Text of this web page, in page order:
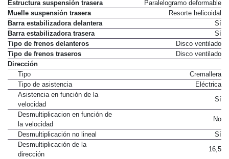
Estructura suspensión trasera
Paralelogramo deformable
Muelle suspensión trasera
Resorte helicoidal
Barra estabilizadora delantera
Sí
Barra estabilizadora trasera
Sí
Tipo de frenos delanteros
Disco ventilado
Tipo de frenos traseros
Disco ventilado
Dirección
Tipo
Cremallera
Tipo de asistencia
Eléctrica
Asistencia en función de la
velocidad
Sí
Desmultiplicacion en función de
la velocidad
No
Desmultiplicación no lineal
Sí
Desmultiplicación de la
dirección
16,5